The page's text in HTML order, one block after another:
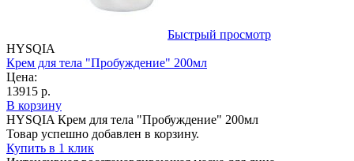
Быстрый просмотр
HYSQIA
Крем для тела "Пробуждение" 200мл
Цена:
13915 р.
В корзину
HYSQIA Крем для тела "Пробуждение" 200мл
Товар успешно добавлен в корзину.
Купить в 1 клик